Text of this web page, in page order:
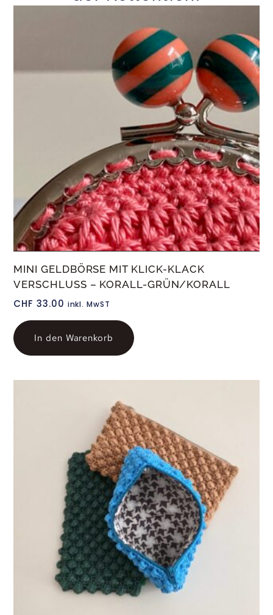
MINI GELDBÖRSE MIT KLICK-KLACK
VERSCHLUSS – KORALL-GRÜN/KORALL
CHF 33.00 inkl. MwST
In den Warenkorb